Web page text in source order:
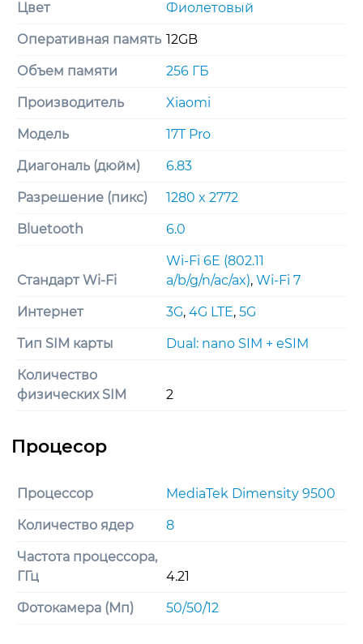
Цвет Фиолетовый
Оперативная память 12GB
Объем памяти 256 ГБ
Производитель Xiaomi
Модель 17T Pro
Диагональ (дюйм) 6.83
Разрешение (пикс) 1280 x 2772
Bluetooth 6.0
Стандарт Wi-Fi
Wi-Fi 6E (802.11
a/b/g/n/ac/ax), Wi-Fi 7
Интернет 3G, 4G LTE, 5G
Тип SIM карты Dual: nano SIM + eSIM
Количество
физических SIM
2
Процессор MediaTek Dimensity 9500
Количество ядер 8
Частота процессора,
ГГц
4.21
Фотокамера (Мп) 50/50/12